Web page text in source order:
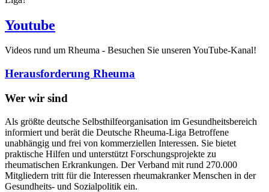
Youtube
Videos rund um Rheuma - Besuchen Sie unseren YouTube-Kanal!
Herausforderung Rheuma
Wer wir sind
Als größte deutsche Selbsthilfeorganisation im Gesundheitsbereich
informiert und berät die Deutsche Rheuma-Liga Betroffene
unabhängig und frei von kommerziellen Interessen. Sie bietet
praktische Hilfen und unterstützt Forschungsprojekte zu
rheumatischen Erkrankungen. Der Verband mit rund 270.000
Mitgliedern tritt für die Interessen rheumakranker Menschen in der
Gesundheits- und Sozialpolitik ein.